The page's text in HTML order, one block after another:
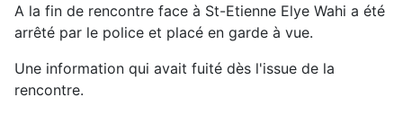
A la fin de rencontre face à St-Etienne Elye Wahi a été
arrêté par le police et placé en garde à vue.
Une information qui avait fuité dès l'issue de la
rencontre.